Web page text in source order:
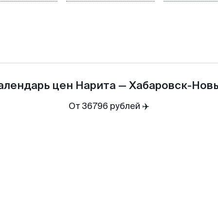
цен Нарита — Хабаровск-
От 36796 рублей ✈️